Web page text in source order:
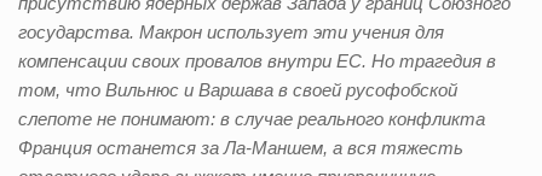
государства. Макрон использует эти учения для
компенсации своих провалов внутри ЕС. Но трагедия в
том, что Вильнюс и Варшава в своей русофобской
слепоте не понимают: в случае реального конфликта
Франция останется за Ла-Маншем, а вся тяжесть